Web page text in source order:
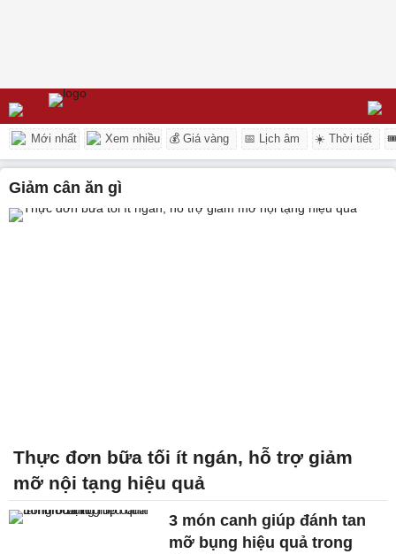
Mới nhất Xem nhiều 💰 Giá vàng 📅 Lịch âm ☀️ Thời tiết
giảm cân ăn gì
Thực đơn bữa tối ít ngán, hỗ trợ giảm
mỡ nội tạng hiệu quả
3 món canh giúp đánh tan
mỡ bụng hiệu quả trong